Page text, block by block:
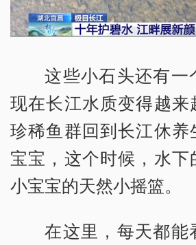
这些小石头还有一
现在长江水质变得越来
珍稀鱼群回到长江休养
宝宝，这个时候，水下
小宝宝的天然小摇篮。
在这里，每天都能